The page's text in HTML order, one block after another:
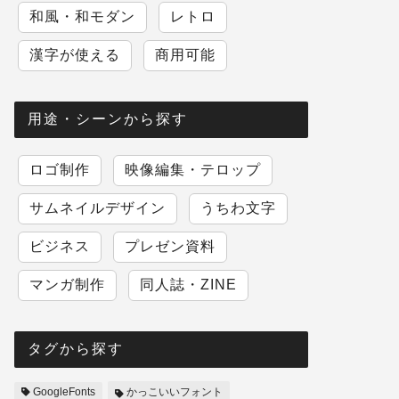
和風・和モダン レトロ
漢字が使える 商用可能
用途・シーンから探す
ロゴ制作 映像編集・テロップ
サムネイルデザイン うちわ文字
ビジネス プレゼン資料
マンガ制作 同人誌・ZINE
タグから探す
GoogleFonts かっこいいフォント